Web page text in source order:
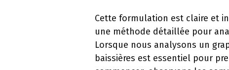
Cette formulation est claire et
une méthode détaillée pour
Lorsque nous analysons un
baissières est essentiel pour